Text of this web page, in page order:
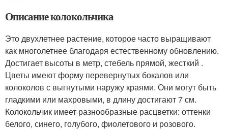
Описание колокольчика
Это двухлетнее растение, которое часто выращивают
как многолетнее благодаря естественному обновлению.
Достигает высоты в метр, стебель прямой, жесткий .
Цветы имеют форму перевернутых бокалов или
колоколов с выгнутыми наружу краями. Они могут быть
гладкими или махровыми, в длину достигают 7 см.
Колокольчик имеет разнообразные расцветки: оттенки
белого, синего, голубого, фиолетового и розового.